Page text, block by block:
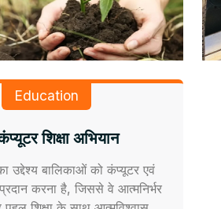
Education
शिक्षा अभियान
उद्देश्य बालिकाओं को कंप्यूटर एवं
करना है, जिससे वे आत्मनिर्भर